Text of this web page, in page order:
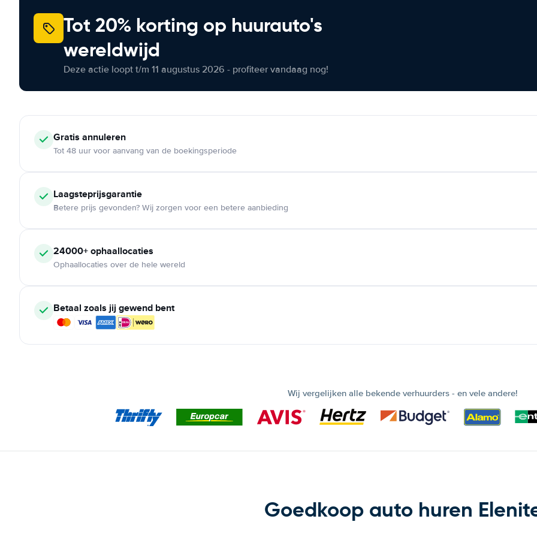
Tot 20% korting op huurauto's
wereldwijd
Deze actie loopt t/m 11 augustus 2026 - profiteer vandaag nog!
Gratis annuleren
Tot 48 uur voor aanvang van de boekingsperiode
Laagsteprijsgarantie
Betere prijs gevonden? Wij zorgen voor een betere aanbieding
24000+ ophaallocaties
Ophaallocaties over de hele wereld
Betaal zoals jij gewend bent
Wij vergelijken alle bekende verhuurders - en vele andere!
Goedkoop auto huren